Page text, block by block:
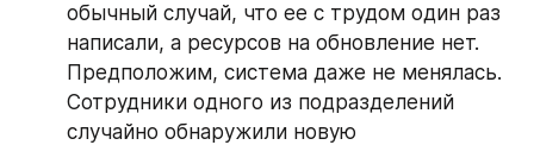
обычный случай, что ее с трудом один раз
написали, а ресурсов на обновление нет.
Предположим, система даже не менялась.
Сотрудники одного из подразделений
случайно обнаружили новую